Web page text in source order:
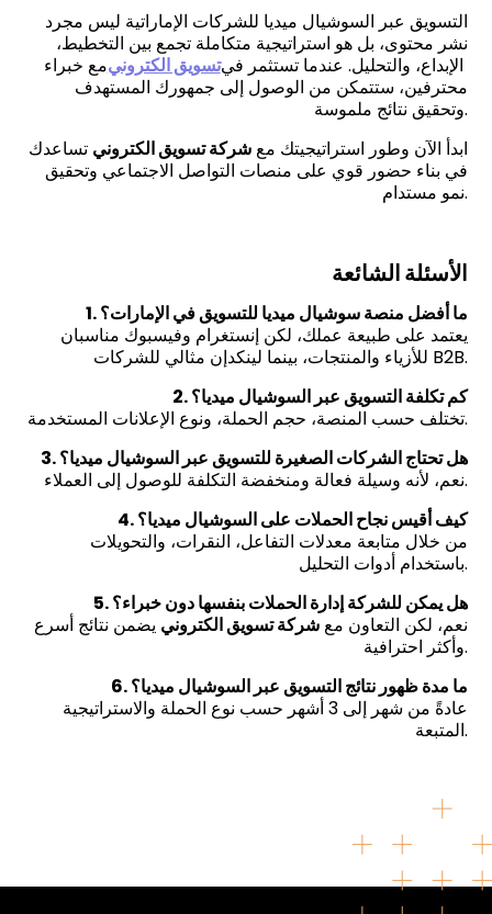
التسويق عبر السوشيال ميديا للشركات الإماراتية ليس مجرد
نشر محتوى، بل هو استراتيجية متكاملة تجمع بين التخطيط،
تسويق الكتروني
محترفين، ستتمكن من الوصول إلى جمهورك المستهدف
وتحقيق نتائج ملموسة.
ابدأ الآن وطور استراتيجيتك معشركة تسويق الكتروني تساعدك
في بناء حضور قوي على منصات التواصل الاجتماعي وتحقيق
نمو مستدام.
الأسئلة الشائعة
1. ما أفضل منصة سوشيال ميديا للتسويق في الإمارات؟
يعتمد على طبيعة عملك، لكن إنستغرام وفيسبوك مناسبان
للأزياء والمنتجات، بينما لينكدإن مثالي للشركات B2B.
2. كم تكلفة التسويق عبر السوشيال ميديا؟
تختلف حسب المنصة، حجم الحملة، ونوع الإعلانات المستخدمة.
3. هل تحتاج الشركات الصغيرة للتسويق عبر السوشيال ميديا؟
نعم، لأنه وسيلة فعالة ومنخفضة التكلفة للوصول إلى العملاء.
4. كيف أقيس نجاح الحملات على السوشيال ميديا؟
من خلال متابعة معدلات التفاعل، النقرات، والتحويلات
باستخدام أدوات التحليل.
5. هل يمكن للشركة إدارة الحملات بنفسها دون خبراء؟
نعم، لكن التعاون معشركة تسويق الكتروني يضمن نتائج أسرع
وأكثر احترافية.
6. ما مدة ظهور نتائج التسويق عبر السوشيال ميديا؟
عادةً من شهر إلى 3 أشهر حسب نوع الحملة والاستراتيجية
المتبعة.